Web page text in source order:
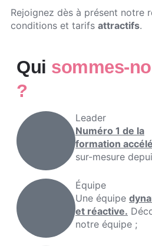
Rejoignez dès à présent notre
conditions et tarifs attractifs.
Qui sommes-
?
Leader
Numéro 1 de la
formation
sur-mesure
Équipe
Une équipe
et réactive.
notre équipe ;